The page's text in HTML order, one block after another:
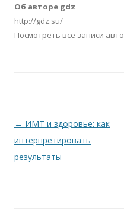
Об авторе gdz
http://gdz.su/
Посмотреть все записи
Навигация по записям
← ИМТ и здоровье: как
интерпретировать
результаты